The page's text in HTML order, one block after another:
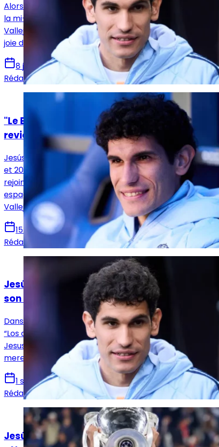
Alors qu'Albacete et le Real Madrid vont se retrouver à
la mi-janvier en 8e de finale de Coupe du Roi, Jesus
Vallejo, formé à la Maison Blanche, n'a pas caché sa
joie d'affronter ses anciens coéquipiers.
8 janvier 2026
Rédaction Le Journal du Real
Actualités
"Le Bernabéu est spécial" : Jesús Vallejo
revient sur son aventure madrilène
Jesús Vallejo a été un joueur du Real Madrid entre 2015
et 2025, bien qu’il ait été prêté à plusieurs reprises. Il a
rejoint cet été Albacete, en deuxième division
espagnole. Dans une interview donnée à Post United,
Vallejo est revenu sur sa période madrilène.
15 octobre 2025
Rédaction Le Journal du Real
Actualités
Jesús Vallejo se livre à cœur ouvert après
son départ du Real Madrid
Dans une interview consacrée à l’émission espagnole
“Los amigos de Edu”, l’ancien défenseur du Real Madrid
Jesus Vallejo s’est confié sur sa dernière saison au club
merengue.
1 septembre 2025
Rédaction Le Journal du Real
Actualités
Jesús Vallejo fait ses adieux au Real Madrid :